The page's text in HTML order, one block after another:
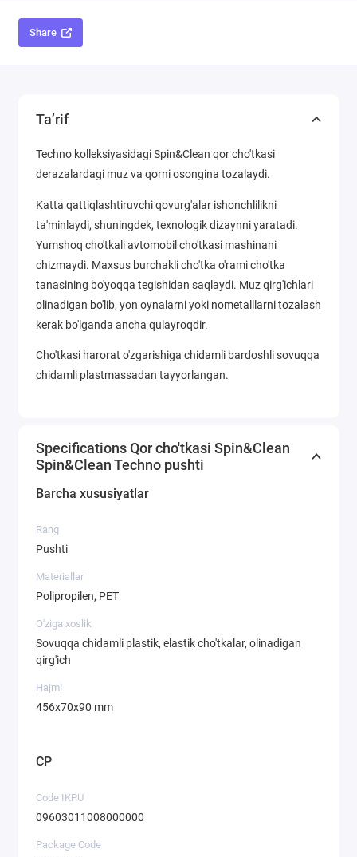
Share
Ta’rif
Techno kolleksiyasidagi Spin&Clean qor cho'tkasi
derazalardagi muz va qorni osongina tozalaydi.
Katta qattiqlashtiruvchi qovurg'alar ishonchlilikni
ta'minlaydi, shuningdek, texnologik dizaynni yaratadi.
Yumshoq cho'tkali avtomobil cho'tkasi mashinani
chizmaydi. Maxsus burchakli cho'tka o'rami cho'tka
tanasining bo'yoqqa tegishidan saqlaydi. Muz qirg'ichlari
olinadigan bo'lib, yon oynalarni yoki nometalllarni tozalash
kerak bo'lganda ancha qulayroqdir.
Cho'tkasi harorat o'zgarishiga chidamli bardoshli sovuqqa
chidamli plastmassadan tayyorlangan.
Specifications Qor cho'tkasi Spin&Clean
Spin&Clean Techno pushti
Barcha xususiyatlar
Rang
Pushti
Materiallar
Polipropilen, PET
O'ziga xoslik
Sovuqqa chidamli plastik, elastik cho'tkalar, olinadigan
qirg'ich
Hajmi
456х70х90 mm
CP
Code IKPU
09603011008000000
Package Code